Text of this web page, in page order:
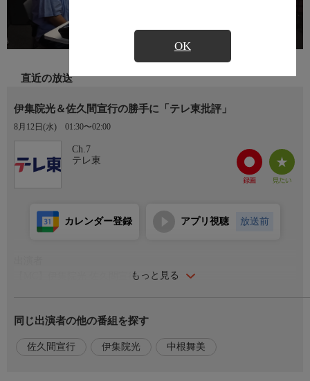
OK
直近の放送
伊集院光＆佐久間宣行の勝手に「テレ東批評」
8月12日(水) 01:30〜02:00
Ch.7
テレ東
もっと見る
カレンダー登録 アプリ視聴 放送前
【MC】伊集院光 佐久間宣行
ホームページ
https://www.tv-tokyo.co.jp/ijuinsakuma/
同じ出演者の他の番組を探す
佐久間宣行 伊集院光 中根舞美